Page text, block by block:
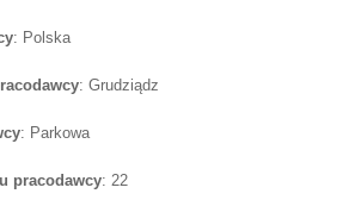
: Polska
: Grudziądz
: Parkowa
pracodawcy: 22